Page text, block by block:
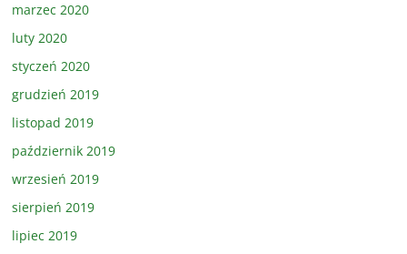
marzec 2020
luty 2020
styczeń 2020
grudzień 2019
listopad 2019
październik 2019
wrzesień 2019
sierpień 2019
lipiec 2019